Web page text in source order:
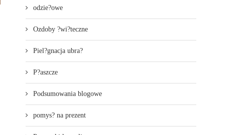
odzie?owe
Ozdoby ?wi?teczne
Piel?gnacja ubra?
P?aszcze
Podsumowania blogowe
pomys? na prezent